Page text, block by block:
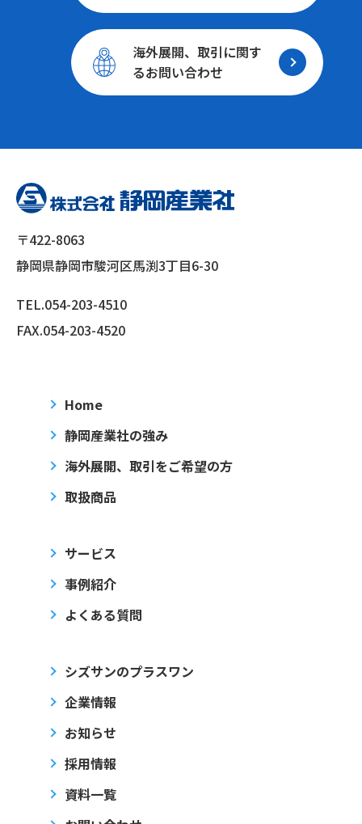
海外展開、取引に関す
るお問い合わせ
〒422-8063
静岡県静岡市駿河区馬渕3丁目6-30
TEL.054-203-4510
FAX.054-203-4520
Home
静岡産業社の強み
海外展開、取引をご希望の方
取扱商品
サービス
事例紹介
よくある質問
シズサンのプラスワン
企業情報
お知らせ
採用情報
資料一覧